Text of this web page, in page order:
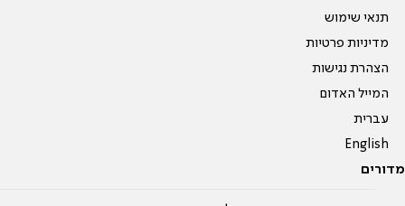
תנאי שימוש
מדיניות פרטיות
הצהרת נגישות
המייל האדום
עברית
English
מדורים